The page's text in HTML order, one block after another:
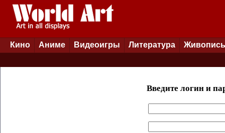
Кино Аниме Видеоигры Литература Живопись
Введите логин и